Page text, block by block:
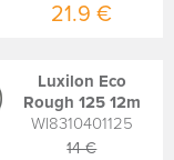
21.9 €
Luxilon Eco
Rough 125 12m
WI8310401125
14 €